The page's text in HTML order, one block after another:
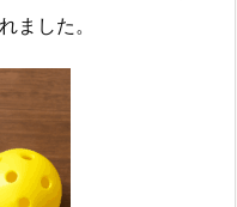
ました。